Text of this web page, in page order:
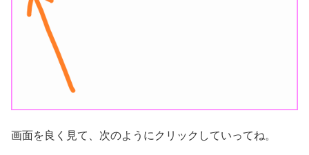
画面を良く見て、次のようにクリックしていってね。